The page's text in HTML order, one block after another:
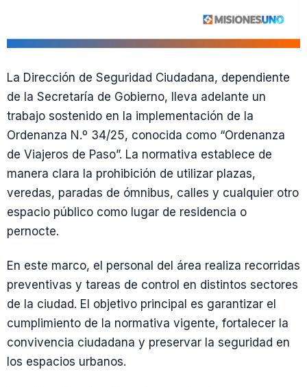
La Dirección de Seguridad Ciudadana, dependiente
de la Secretaría de Gobierno, lleva adelante un
trabajo sostenido en la implementación de la
Ordenanza N.º 34/25, conocida como “Ordenanza
de Viajeros de Paso”. La normativa establece de
manera clara la prohibición de utilizar plazas,
veredas, paradas de ómnibus, calles y cualquier otro
espacio público como lugar de residencia o
pernocte.
En este marco, el personal del área realiza recorridas
preventivas y tareas de control en distintos sectores
de la ciudad. El objetivo principal es garantizar el
cumplimiento de la normativa vigente, fortalecer la
convivencia ciudadana y preservar la seguridad en
los espacios urbanos.